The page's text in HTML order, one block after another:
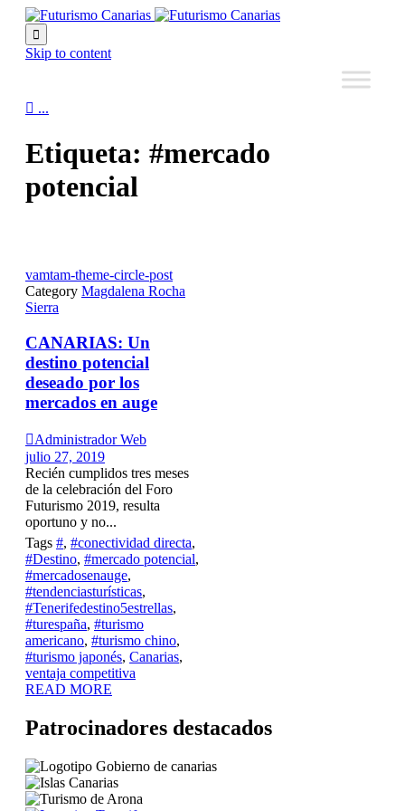

Skip to content
 ...
Etiqueta: #mercado
potencial
vamtam-theme-circle-post
Category Magdalena Rocha
Sierra
CANARIAS: Un
destino potencial
deseado por los
mercados en auge
Administrador Web
julio 27, 2019
Recién cumplidos tres meses
de la celebración del Foro
Futurismo 2019, resulta
oportuno y no...
Tags #, #conectividad directa,
#Destino, #mercado potencial,
#mercadosenauge,
#tendenciasturísticas,
#Tenerifedestino5estrellas,
#turespaña, #turismo
americano, #turismo chino,
#turismo japonés, Canarias,
ventaja competitiva
READ MORE
Patrocinadores destacados